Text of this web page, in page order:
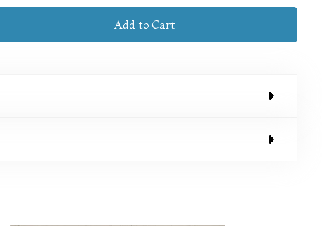
Add to Cart